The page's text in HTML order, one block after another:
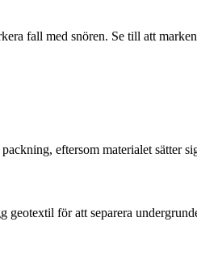
fall med snören. Se till att
eftersom materialet sätter
för att separera